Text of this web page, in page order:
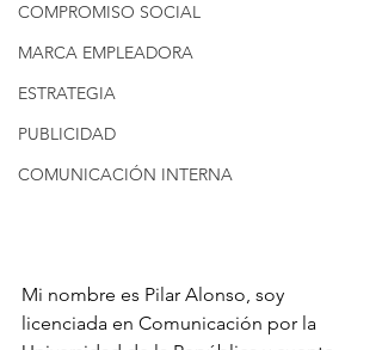
COMPROMISO SOCIAL
MARCA EMPLEADORA
ESTRATEGIA
PUBLICIDAD
COMUNICACIÓN INTERNA
Mi nombre es Pilar Alonso, soy
licenciada en Comunicación por la